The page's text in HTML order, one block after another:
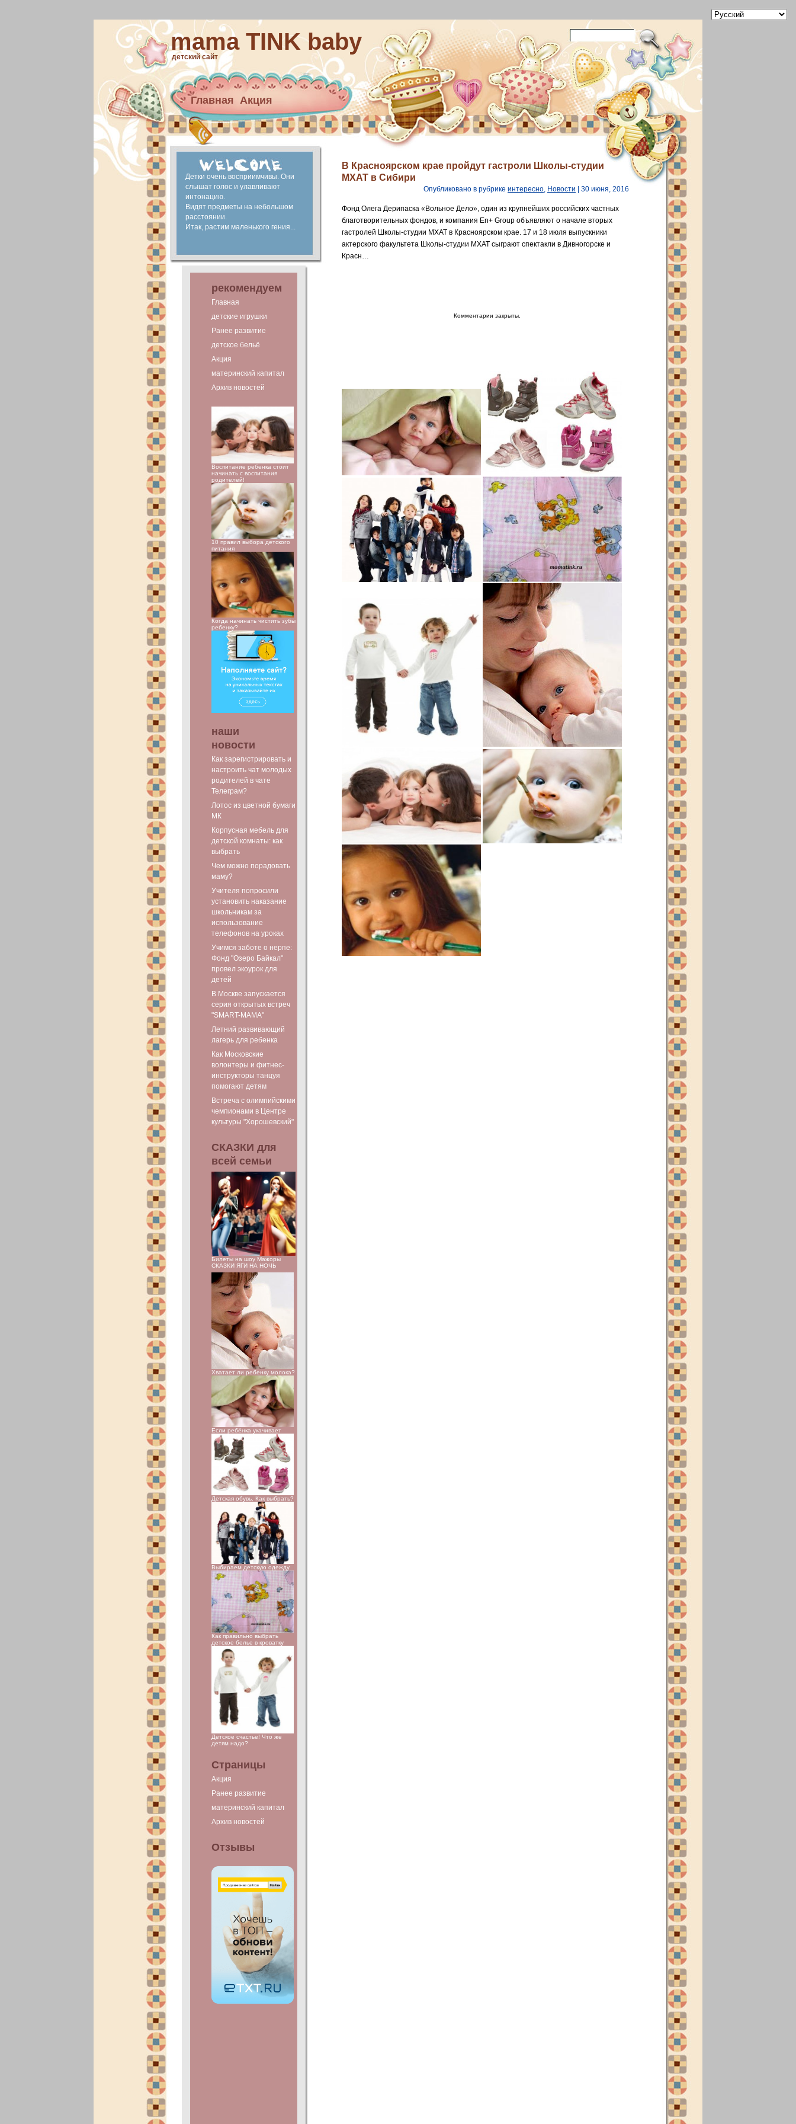
mama TINK baby
детский сайт
Главная Акция
Архив новостей
материнский капитал
Ранее развитие
Детки очень восприимчивы. Они
слышат голос и улавливают
интонацию.
Видят предметы на небольшом
расстоянии.
Итак, растим маленького гения...
рекомендуем
Главная
детские игрушки
Ранее развитие
детское бельё
Акция
материнский капитал
Архив новостей
Воспитание ребенка стоит
начинать с воспитания
родителей!
10 правил выбора детского
питания
Когда начинать чистить зубы
ребенку?
наши
новости
Как зарегистрировать и
настроить чат молодых
родителей в чате
Телеграм?
Лотос из цветной бумаги
МК
Корпусная мебель для
детской комнаты: как
выбрать
Чем можно порадовать
маму?
Учителя попросили
установить наказание
школьникам за
использование
телефонов на уроках
Учимся заботе о нерпе:
Фонд "Озеро Байкал"
провел экоурок для
детей
В Москве запускается
серия открытых встреч
"SMART-МАМА"
Летний развивающий
лагерь для ребенка
Как Московские
волонтеры и фитнес-
инструкторы танцуя
помогают детям
Встреча с олимпийскими
чемпионами в Центре
культуры "Хорошевский"
СКАЗКИ для
всей семьи
Билеты на шоу Мажоры
СКАЗКИ ЯГИ НА НОЧЬ
Хватает ли ребенку молока?
Если ребёнка укачивает
Детская обувь. Как выбрать?
Выбираем детскую одежду
Как правильно выбрать
детское белье в кроватку
Детское счастье! Что же
детям надо?
Страницы
Акция
Ранее развитие
материнский капитал
Архив новостей
Отзывы
В Красноярском крае пройдут гастроли Школы-студии
МХАТ в Сибири
Опубликовано в рубрике интересно, Новости | 30 июня, 2016
Фонд Олега Дерипаска «Вольное Дело», один из крупнейших российских частных
благотворительных фондов, и компания En+ Group объявляют о начале вторых
гастролей Школы-студии МХАТ в Красноярском крае. 17 и 18 июля выпускники
актерского факультета Школы-студии МХАТ сыграют спектакли в Дивногорске и
Красн…
Комментарии закрыты.